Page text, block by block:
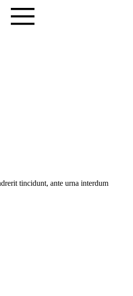
tincidunt, ante urna interdum